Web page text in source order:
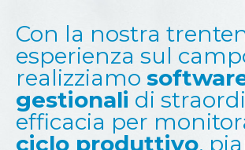
Con la nostra
esperienza sul
realizziamo
gestionali di
efficacia per
ciclo produttivo,